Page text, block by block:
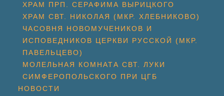
ХРАМ ПРП. СЕРАФИМА ВЫРИЦКОГО
ХРАМ СВТ. НИКОЛАЯ (МКР. ХЛЕБНИКОВО)
ЧАСОВНЯ НОВОМУЧЕНИКОВ И
ИСПОВЕДНИКОВ ЦЕРКВИ РУССКОЙ (МКР.
ПАВЕЛЬЦЕВО)
МОЛЕЛЬНАЯ КОМНАТА СВТ. ЛУКИ
СИМФЕРОПОЛЬСКОГО ПРИ ЦГБ
НОВОСТИ